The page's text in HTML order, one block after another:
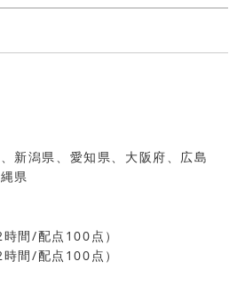
新潟県、愛知県、大阪府、広島
県
間/配点100点）
間/配点100点）